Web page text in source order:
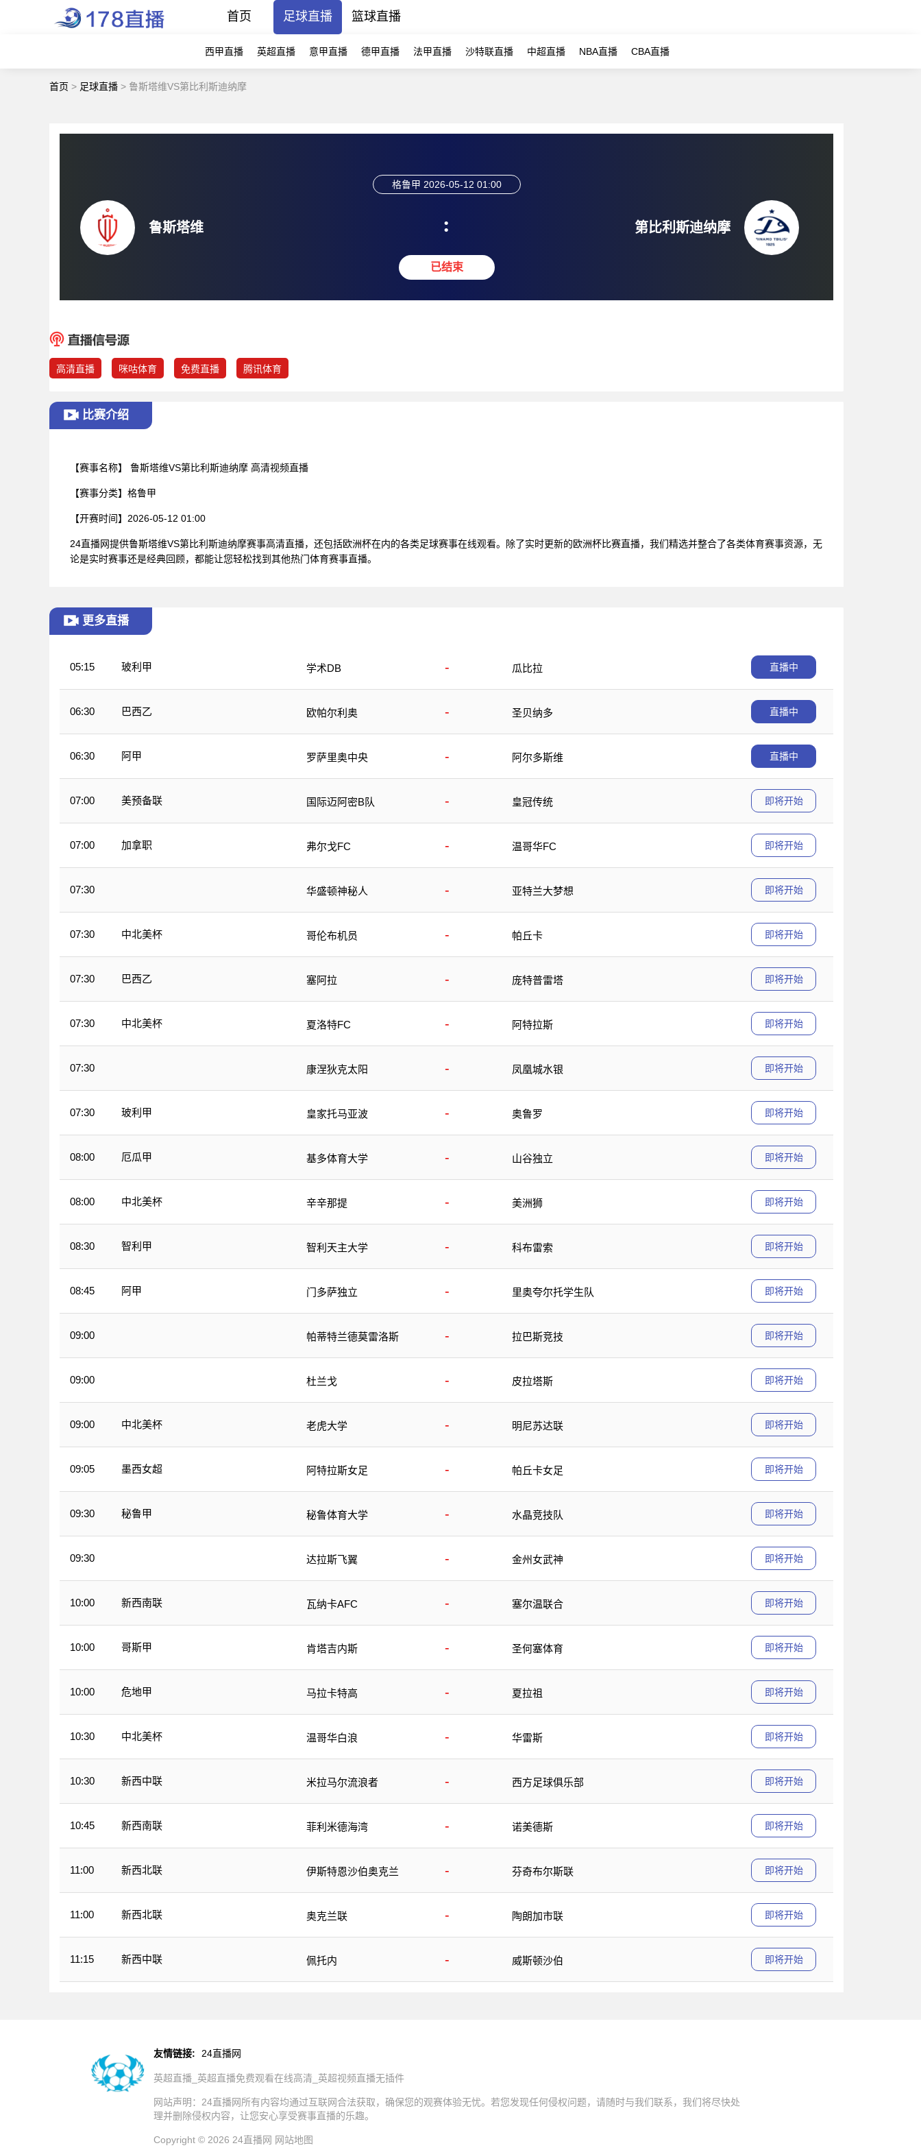
首页 足球直播 篮球直播
西甲直播 英超直播 意甲直播 德甲直播 法甲直播 沙特联直播 中超直播 NBA直播 CBA直播
首页 > 足球直播 > 鲁斯塔维VS第比利斯迪纳摩
鲁斯塔维
格鲁甲 2026-05-12 01:00
:
已结束
第比利斯迪纳摩
高清直播 咪咕体育 免费直播 腾讯体育
比赛介绍
【赛事名称】 鲁斯塔维VS第比利斯迪纳摩 高清视频直播
【赛事分类】 格鲁甲
【开赛时间】 2026-05-12 01:00
24直播网提供鲁斯塔维VS第比利斯迪纳摩赛事高清直播，还包括欧洲杯在内的各类足球赛事在线观看。除了实时更新的欧洲杯比赛直播，我们精选并整合了各类体育赛事资源，无
论是实时赛事还是经典回顾，都能让您轻松找到其他热门体育赛事直播。
更多直播
05:15 玻利甲 学术DB - 瓜比拉 直播中
06:30 巴西乙 欧帕尔利奥 - 圣贝纳多 直播中
06:30 阿甲 罗萨里奥中央 - 阿尔多斯维 直播中
07:00 美预备联 国际迈阿密B队 - 皇冠传统 即将开始
07:00 加拿职 弗尔戈FC - 温哥华FC 即将开始
07:30
华盛顿神秘人 - 亚特兰大梦想 即将开始
07:30 中北美杯 哥伦布机员 - 帕丘卡 即将开始
07:30 巴西乙 塞阿拉 - 庞特普雷塔 即将开始
07:30 中北美杯 夏洛特FC - 阿特拉斯 即将开始
07:30
康涅狄克太阳 - 凤凰城水银 即将开始
07:30 玻利甲 皇家托马亚波 - 奥鲁罗 即将开始
08:00 厄瓜甲 基多体育大学 - 山谷独立 即将开始
08:00 中北美杯 辛辛那提 - 美洲狮 即将开始
08:30 智利甲 智利天主大学 - 科布雷索 即将开始
08:45 阿甲 门多萨独立 - 里奥夸尔托学生队 即将开始
09:00
帕蒂特兰德莫雷洛斯 - 拉巴斯竞技 即将开始
09:00
杜兰戈 - 皮拉塔斯 即将开始
09:00 中北美杯 老虎大学 - 明尼苏达联 即将开始
09:05 墨西女超 阿特拉斯女足 - 帕丘卡女足 即将开始
09:30 秘鲁甲 秘鲁体育大学 - 水晶竞技队 即将开始
09:30
达拉斯飞翼 - 金州女武神 即将开始
10:00 新西南联 瓦纳卡AFC - 塞尔温联合 即将开始
10:00 哥斯甲 肯塔吉内斯 - 圣何塞体育 即将开始
10:00 危地甲 马拉卡特高 - 夏拉祖 即将开始
10:30 中北美杯 温哥华白浪 - 华雷斯 即将开始
10:30 新西中联 米拉马尔流浪者 - 西方足球俱乐部 即将开始
10:45 新西南联 菲利米德海湾 - 诺美德斯 即将开始
11:00 新西北联 伊斯特恩沙伯奥克兰 - 芬奇布尔斯联 即将开始
11:00 新西北联 奥克兰联 - 陶朗加市联 即将开始
11:15 新西中联 佩托内 - 威斯顿沙伯 即将开始
友情链接: 24直播网
英超直播_英超直播免费观看在线高清_英超视频直播无插件
网站声明：24直播网所有内容均通过互联网合法获取，确保您的观赛体验无忧。若您发现任何侵权问题，请随时与我们联系，我们将尽快处
理并删除侵权内容，让您安心享受赛事直播的乐趣。
Copyright © 2026 24直播网 网站地图